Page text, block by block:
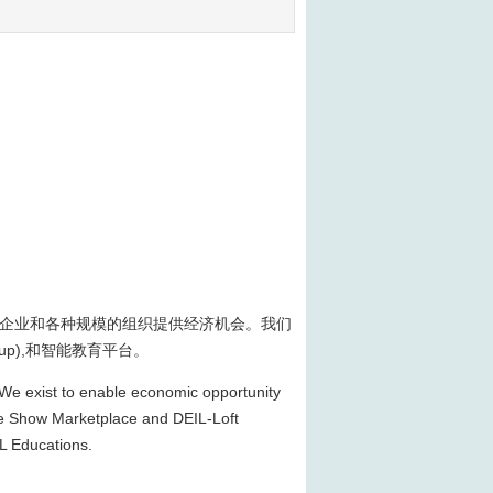
业和各种规模的组织提供经济机会。我们
和智能教育平台。
exist to enable economic opportunity
Marketplace and DEIL-Loft
Educations.